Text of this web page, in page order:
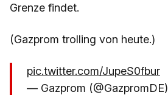
Grenze findet.
(Gazprom trolling von heute.)
pic.twitter.com/JupeS0fbur
— Gazprom (@GazpromDE)